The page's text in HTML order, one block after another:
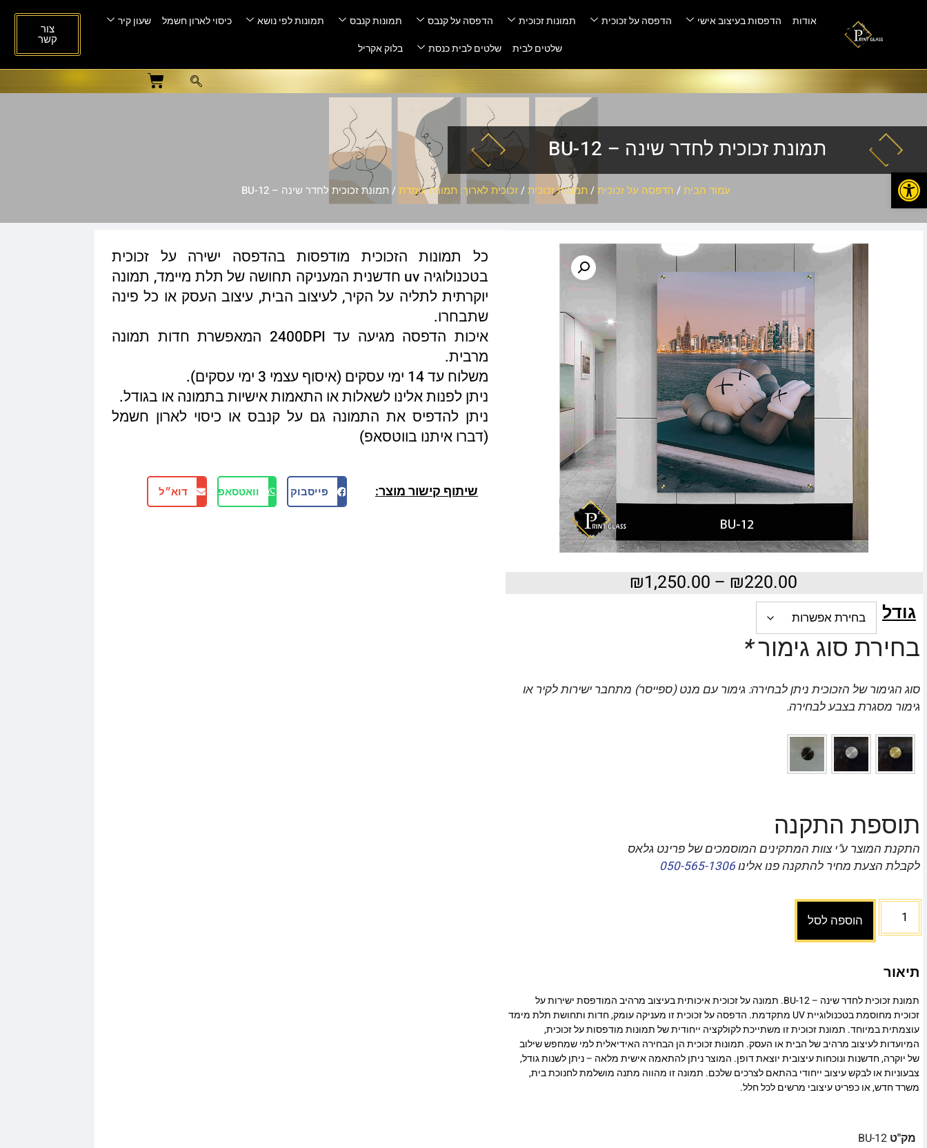
פתח סרגל נגישות
אודות הדפסות בעיצוב אישי הדפסה על זכוכית תמונות זכוכית הדפסה על קנבס תמונות קנבס תמונות לפי נושא כיסוי לארון חשמל
שעון קיר
שלטים לבית
שלטים לבית כנסת בלוק אקריל
צור
קשר
תמונת זכוכית לחדר שינה – BU-12
עמוד הבית/ הדפסה על זכוכית/ תמונות זכוכית/זכוכית לארוך: תמונה עומדת/ תמונת זכוכית לחדר שינה – BU-12
₪220.00
–
₪1,250.00
גודל
בחירת סוג גימור*
סוג הגימור של הזכוכית ניתן לבחירה: גימור עם מנט (ספייסר) מתחבר ישירות לקיר או
גימור מסגרת בצבע לבחירה.
תוספת התקנה
התקנת המוצר ע"י צוות המתקינים המוסמכים של פרינט גלאס
לקבלת הצעת מחיר להתקנה פנו אלינו050-565-1306
הוספה לסל
תיאור
תמונת זכוכית לחדר שינה – BU-12. תמונה על זכוכית איכותית בעיצוב מרהיב המודפסת ישירות על
זכוכית מחוסמת בטכנולוגיית UV מתקדמת. הדפסה על זכוכית זו מעניקה עומק, חדות ותחושת תלת מימד
עוצמתית במיוחד. תמונת זכוכית זו משתייכת לקולקציה ייחודית של תמונות מודפסות על זכוכית,
המיועדות לעיצוב מרהיב של הבית או העסק. תמונות זכוכית הן הבחירה האידיאלית למי שמחפש שילוב
של יוקרה, חדשנות ונוכחות עיצובית יוצאת דופן. המוצר ניתן להתאמה אישית מלאה – ניתן לשנות גודל,
צבעוניות או לבקש עיצוב ייחודי בהתאם לצרכים שלכם. תמונה זו מהווה מתנה מושלמת לחנוכת בית,
משרד חדש, או כפריט עיצובי מרשים לכל חלל.
מק"טBU-12
כל תמונות הזכוכית מודפסות בהדפסה ישירה על זכוכית
בטכנולוגיה uv חדשנית המעניקה תחושה של תלת מיימד, תמונה
יוקרתית לתליה על הקיר, לעיצוב הבית, עיצוב העסק או כל פינה
שתבחרו.
איכות הדפסה מגיעה עד 2400DPI המאפשרת חדות תמונה
מרבית.
משלוח עד 14 ימי עסקים (איסוף עצמי 3 ימי עסקים).
ניתן לפנות אלינו לשאלות או התאמות אישיות בתמונה או בגודל.
ניתן להדפיס את התמונה גם על קנבס או כיסוי לארון חשמל
(דברו איתנו בווטסאפ)
שיתוף קישור מוצר: פייסבוק וואטסאפ דוא״ל